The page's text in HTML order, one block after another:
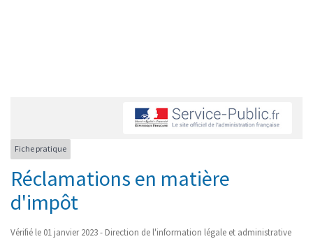
Fiche pratique
Réclamations en matière
d'impôt
Vérifié le 01 janvier 2023 - Direction de l'information légale et administrative